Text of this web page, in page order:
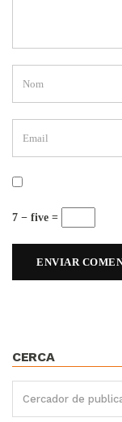
7 − five =
CERCA